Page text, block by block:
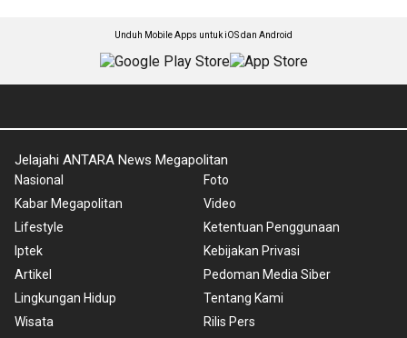
Unduh Mobile Apps untuk iOS dan Android
Jelajahi ANTARA News Megapolitan
Nasional
Kabar Megapolitan
Lifestyle
Iptek
Artikel
Lingkungan Hidup
Wisata
Foto
Video
Ketentuan Penggunaan
Kebijakan Privasi
Pedoman Media Siber
Tentang Kami
Rilis Pers